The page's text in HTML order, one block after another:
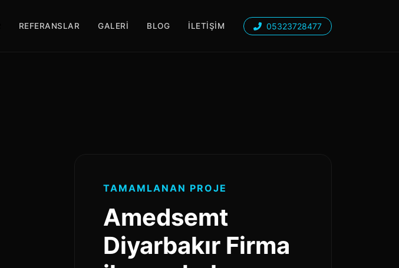
REFERANSLAR GALERI BLOG İLETIŞIM 05323728477
TAMAMLANAN PROJE
Amedsemt
Diyarbakır Firma